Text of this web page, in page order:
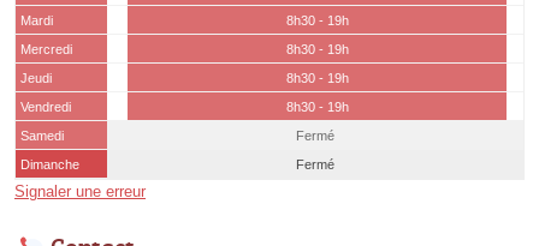
Mardi
8h30 - 19h
Mercredi
8h30 - 19h
Jeudi
8h30 - 19h
Vendredi
8h30 - 19h
Samedi
Fermé
Dimanche
Fermé
Signaler une erreur